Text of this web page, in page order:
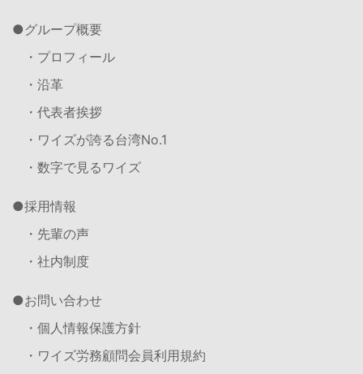
グループ概要
・プロフィール
・沿革
・代表者挨拶
・ワイズが誇る台湾No.1
・数字で見るワイズ
採用情報
・先輩の声
・社内制度
お問い合わせ
・個人情報保護方針
・ワイズ労務顧問会員利用規約